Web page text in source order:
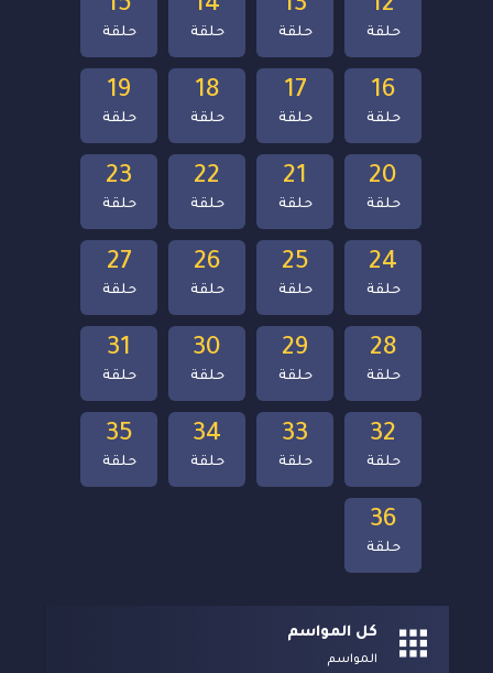
36
حلقة
35
حلقة
34
حلقة
33
حلقة
32
حلقة
31
حلقة
30
حلقة
29
حلقة
28
حلقة
27
حلقة
26
حلقة
25
حلقة
24
حلقة
23
حلقة
22
حلقة
21
حلقة
20
حلقة
19
حلقة
18
حلقة
17
حلقة
16
حلقة
15
حلقة
14
حلقة
13
حلقة
12
حلقة
كل المواسم
المواسم